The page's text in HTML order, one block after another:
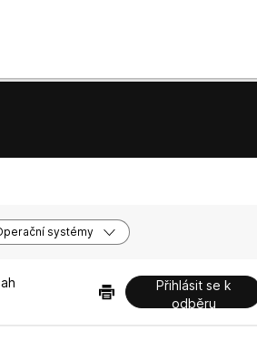
systémy
Přihlásit se k
odběru